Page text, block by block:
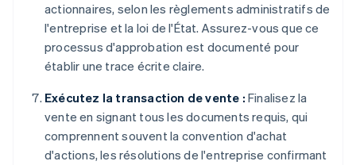
actionnaires, selon les règlements administratifs de
l'entreprise et la loi de l'État. Assurez-vous que ce
processus d'approbation est documenté pour
établir une trace écrite claire.
Exécutez la transaction de vente : Finalisez la
vente en signant tous les documents requis, qui
comprennent souvent la convention d'achat
d'actions, les résolutions de l'entreprise confirmant